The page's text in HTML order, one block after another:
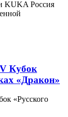
KUKA Россия
Кубок
«Дракон»
«Русского